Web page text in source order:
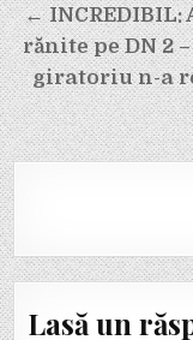
← INCREDIBIL:
rănite pe DN 2
giratoriu n-a
Lasă un